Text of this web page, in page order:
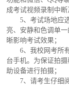
成考试视频录制中断
5、考试场地应
亮、安静和色调单
晰影响考试效果；
6、我校网考所
台手机。为保证拍
助设备进行拍摄；
7、请考生仔细